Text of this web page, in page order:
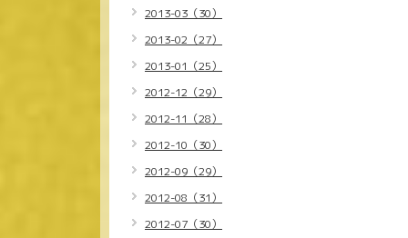
2013-03（30）
2013-02（27）
2013-01（25）
2012-12（29）
2012-11（28）
2012-10（30）
2012-09（29）
2012-08（31）
2012-07（30）